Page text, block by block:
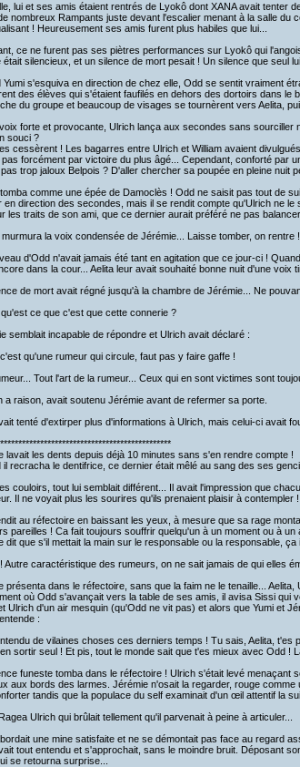
lui et ses amis étaient rentrés de Lyokô dont XANA avait tenter
nombreux Rampants juste devant l'escalier menant à la salle
! Heureusement ses amis furent plus habiles que lui...
ce ne furent pas ses piètres performances sur Lyokô qui
était silencieux, et un silence de mort pesait ! Un silence que seul
Yumi s'esquiva en direction de chez elle, Odd se sentit vraiment
des élèves qui s'étaient faufilés en dehors des dortoirs dans le
du groupe et beaucoup de visages se tournèrent vers Aelita,
forte et provocante, Ulrich lança aux secondes sans sourciller
souci ?
cessèrent ! Les bagarres entre Ulrich et William avaient
pas forcément par victoire du plus âgé... Cependant, conforté par
trop jaloux Belpois ? D'aller chercher sa poupée en pleine nuit
comme une épée de Damoclès ! Odd ne saisit pas tout de
en direction des secondes, mais il se rendit compte qu'Ulrich ne le
les traits de son ami, que ce dernier aurait préféré ne pas
la voix condensée de Jérémie... Laisse tomber, on rentre !
d'Odd n'avait jamais été tant en agitation que ce jour-ci !
dans la cour... Aelita leur avait souhaité bonne nuit d'une voix
de mort avait régné jusqu'à la chambre de Jérémie... Ne
ce que c'est que cette connerie ?
semblait incapable de répondre et Ulrich avait déclaré :
qu'une rumeur qui circule, faut pas y faire gaffe !
Tout l'art de la rumeur... Ceux qui en sont victimes sont
a raison, avait soutenu Jérémie avant de refermer sa porte.
tenté d'extirper plus d'informations à Ulrich, mais celui-ci avait
lavait les dents depuis déjà 10 minutes sans s'en rendre compte !
il recracha le dentifrice, ce dernier était mêlé au sang des ses
couloirs, tout lui semblait différent... Il avait l'impression que
Il ne voyait plus les sourires qu'ils prenaient plaisir à contempler
au réfectoire en baissant les yeux, à mesure que sa rage
pareilles ! Ca fait toujours souffrir quelqu'un à un moment ou à un
dit que s'il mettait la main sur le responsable ou la responsable, ça
Autre caractéristique des rumeurs, on ne sait jamais de qui elles
présenta dans le réfectoire, sans que la faim ne le tenaille... Aelita,
où Odd s'avançait vers la table de ses amis, il avisa Sissi qui
Ulrich d'un air mesquin (qu'Odd ne vit pas) et alors que Yumi et
:
de vilaines choses ces derniers temps ! Tu sais, Aelita,
sortir seul ! Et pis, tout le monde sait que t'es mieux avec Odd !
funeste tomba dans le réfectoire ! Ulrich s'était levé menaçant
aux bords des larmes. Jérémie n'osait la regarder, rouge
tandis que la populace du self examinait d'un œil attentif la
Ulrich qui brûlait tellement qu'il parvenait à peine à articuler...
une mine satisfaite et ne se démontait pas face au regard
tout entendu et s'approchait, sans le moindre bruit. Déposant
se retourna surprise...